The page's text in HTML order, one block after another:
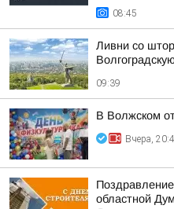
08:45
Ливни со
09:39
В Волжском
Вчера,
областной